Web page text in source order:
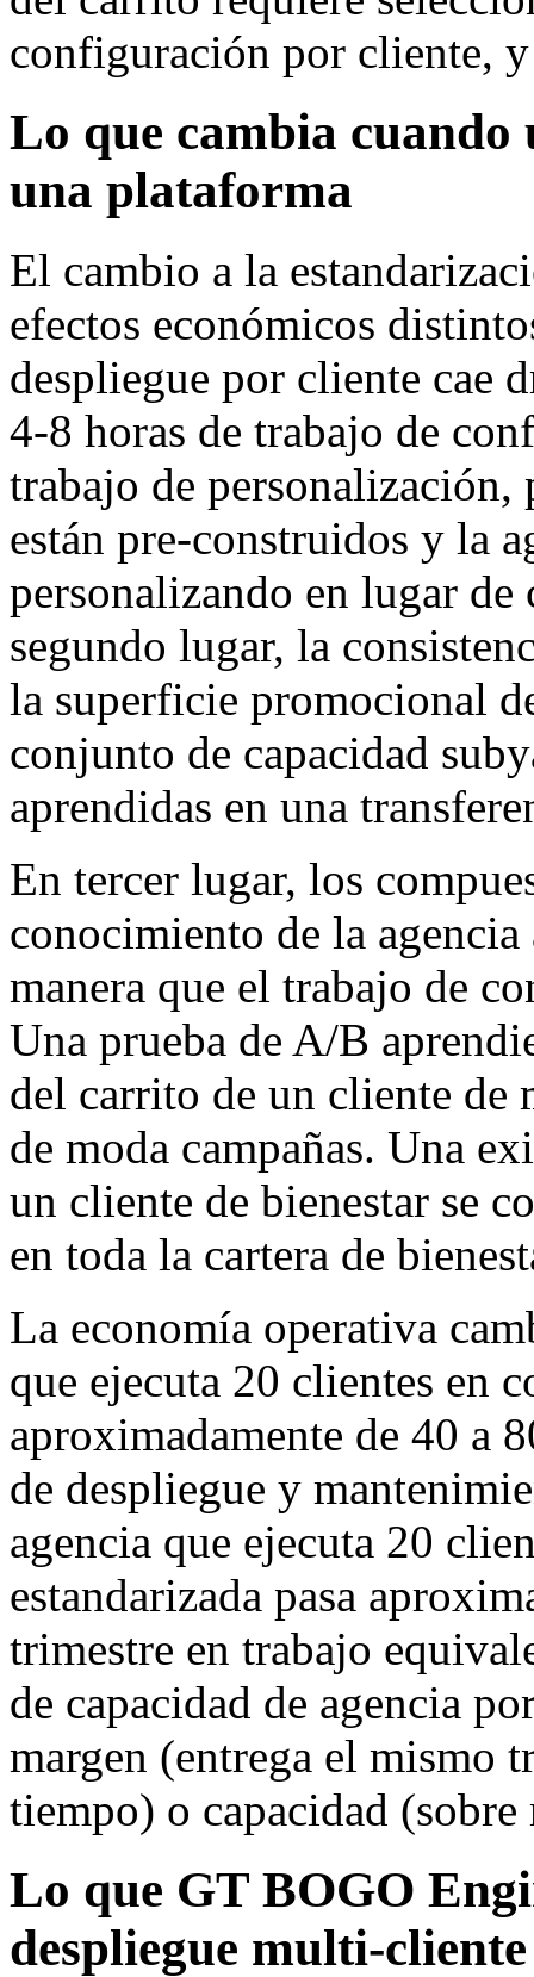
configuración por cliente,
Lo que cambia cuando
una plataforma
El cambio a la
efectos económicos
despliegue por cliente cae
4-8 horas de trabajo de
trabajo de personalización,
están pre-construidos y la
personalizando en lugar de
segundo lugar, la
la superficie promocional
conjunto de capacidad
aprendidas en una
En tercer lugar, los
conocimiento de la
manera que el trabajo de
Una prueba de A/B
del carrito de un cliente de
de moda campañas. Una
un cliente de bienestar se
en toda la cartera de
La economía operativa
que ejecuta 20 clientes en
aproximadamente de 40 a
de despliegue y
agencia que ejecuta 20
estandarizada pasa
trimestre en trabajo
de capacidad de agencia
margen (entrega el mismo
tiempo) o capacidad
Lo que GT BOGO
despliegue multi-cliente